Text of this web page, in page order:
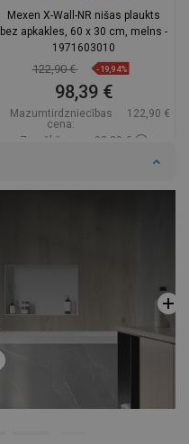
Mexen X-Wall-NR nišas plaukts
bez apkakles, 60 x 30 cm, melns -
1971603010
122,90 € -19,94%
98,39 €
Mazumtirdzniecības
cena:
122,90 €
Zemākā cena: 98,39 €
Pieejamās vispirms
Ielikt grozā